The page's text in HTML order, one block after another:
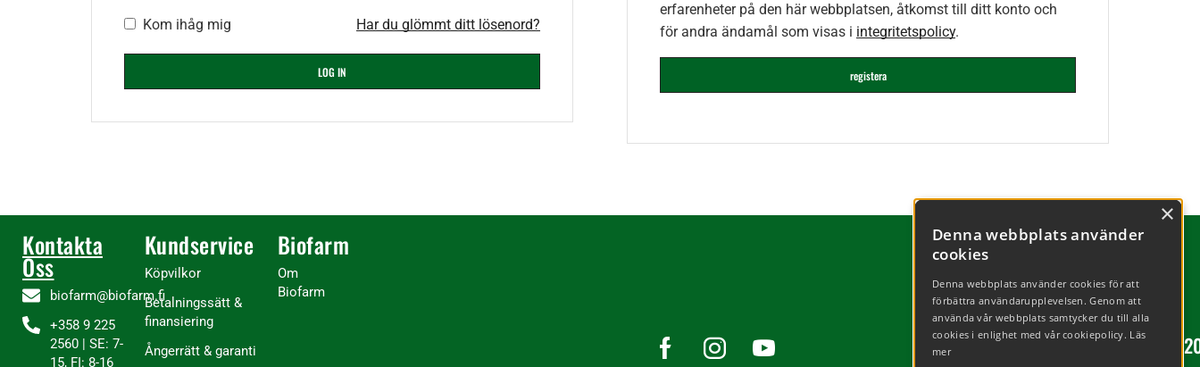
Kom ihåg mig Har du glömmt ditt lösenord?
LOG IN
erfarenheter på den här webbplatsen, åtkomst till ditt konto och
för andra ändamål som visas i integritetspolicy.
registera
Kontakta
Oss
biofarm@biofarm.fi
+358 9 225
2560 | SE: 7-
15, FI: 8-16
Kundservice
Köpvilkor
Betalningssätt &
finansiering
Ångerrätt & garanti
Biofarm
Om
Biofarm
Copyright ©
×
Denna webbplats använder
cookies
Denna webbplats använder cookies för att
förbättra användarupplevelsen. Genom att
använda vår webbplats samtycker du till alla
cookies i enlighet med vår cookiepolicy. Läs
mer